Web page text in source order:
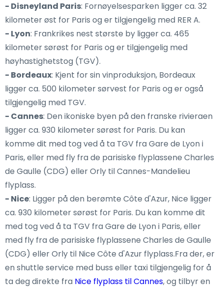
- Disneyland Paris: Fornøyelsesparken ligger ca. 32
kilometer øst for Paris og er tilgjengelig med RER A.
- Lyon: Frankrikes nest største by ligger ca. 465
kilometer sørøst for Paris og er tilgjengelig med
høyhastighetstog (TGV).
- Bordeaux: Kjent for sin vinproduksjon, Bordeaux
ligger ca. 500 kilometer sørvest for Paris og er også
tilgjengelig med TGV.
- Cannes: Den ikoniske byen på den franske rivieraen
ligger ca. 930 kilometer sørøst for Paris. Du kan
komme dit med tog ved å ta TGV fra Gare de Lyon i
Paris, eller med fly fra de parisiske flyplassene Charles
de Gaulle (CDG) eller Orly til Cannes-Mandelieu
flyplass.
- Nice: Ligger på den berømte Côte d'Azur, Nice ligger
ca. 930 kilometer sørøst for Paris. Du kan komme dit
med tog ved å ta TGV fra Gare de Lyon i Paris, eller
med fly fra de parisiske flyplassene Charles de Gaulle
(CDG) eller Orly til Nice Côte d'Azur flyplass.Fra der, er
en shuttle service med buss eller taxi tilgjengelig for å
ta deg direkte fra Nice flyplass til Cannes, og tilbyr en